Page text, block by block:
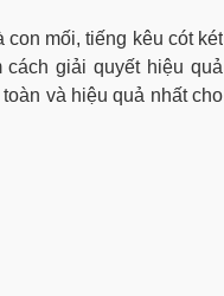
mối, tiếng kêu cót két
giải quyết hiệu quả
và hiệu quả nhất cho